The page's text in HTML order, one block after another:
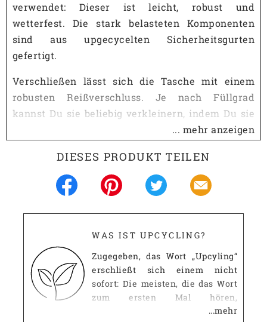
verwendet: Dieser ist leicht, robust und
wetterfest. Die stark belasteten Komponenten
sind aus upgecycelten Sicherheitsgurten
gefertigt.
Verschließen lässt sich die Tasche mit einem
robusten Reißverschluss. Je nach Füllgrad
kannst Du sie beliebig verkleinern, indem Du sie
um den Reißverschluss einrollst und beide Enden
bequemen verstellbaren Schulterriemen oder
eingenäht, damit Du auf Deine wichtigen Dinge
immer schnellen Zugriff hast.
Typ:
Rucksack, Sporttasche,
Umhängetasche
... mehr anzeigen
DIESES PRODUKT TEILEN
WAS IST UPCYCLING?
Zugegeben, das Wort „Upcyling“
erschließt sich einem nicht
sofort: Die meisten, die das Wort
zum ersten Mal hören,
mutmaßen, dass es wohl etwas
...mehr